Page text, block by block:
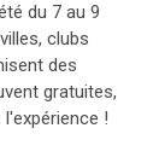
du 7 au 9
clubs
des
gratuites,
!